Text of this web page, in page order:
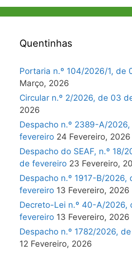
Quentinhas
Portaria n.º 104/2026/1, de
Março, 2026
Circular n.º 2/2026, de 03
2026
Despacho n.º 2389-A/
fevereiro 24 Fevereiro, 2026
Despacho do SEAF, n.º 18/
de fevereiro 23 Fevereiro,
Despacho n.º 1917-B/2026,
fevereiro 13 Fevereiro, 2026
Decreto-Lei n.º 40-A/2026,
fevereiro 13 Fevereiro, 2026
Despacho n.º 1782/2026,
12 Fevereiro, 2026